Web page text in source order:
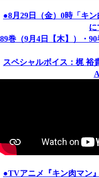
●8月29日（金）0時「キ
に
89巻（9月4日【木】）・
スペシャルボイス：梶
●TVアニメ『キン肉マン